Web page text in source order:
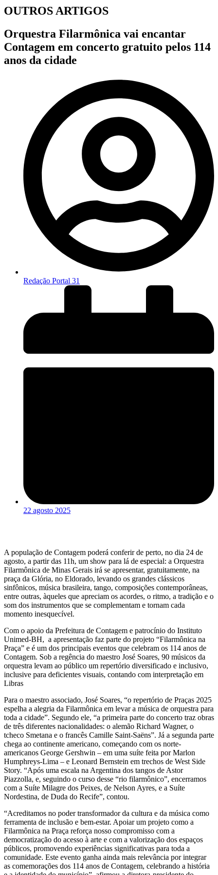
OUTROS ARTIGOS
Orquestra Filarmônica vai encantar
Contagem em concerto gratuito pelos 114
anos da cidade
Redação Portal 31
22 agosto 2025
A população de Contagem poderá conferir de perto, no dia 24 de
agosto, a partir das 11h, um show para lá de especial: a Orquestra
Filarmônica de Minas Gerais irá se apresentar, gratuitamente, na
praça da Glória, no Eldorado, levando os grandes clássicos
sinfônicos, música brasileira, tango, composições contemporâneas,
entre outras, àqueles que apreciam os acordes, o ritmo, a tradição e o
som dos instrumentos que se complementam e tornam cada
momento inesquecível.
Com o apoio da Prefeitura de Contagem e patrocínio do Instituto
Unimed-BH, a apresentação faz parte do projeto “Filarmônica na
Praça” e é um dos principais eventos que celebram os 114 anos de
Contagem. Sob a regência do maestro José Soares, 90 músicos da
orquestra levam ao público um repertório diversificado e inclusivo,
inclusive para deficientes visuais, contando com interpretação em
Libras
Para o maestro associado, José Soares, “o repertório de Praças 2025
espelha a alegria da Filarmônica em levar a música de orquestra para
toda a cidade”. Segundo ele, “a primeira parte do concerto traz obras
de três diferentes nacionalidades: o alemão Richard Wagner, o
tcheco Smetana e o francês Camille Saint-Saëns”. Já a segunda parte
chega ao continente americano, começando com os norte-
americanos George Gershwin – em uma suíte feita por Marlon
Humphreys-Lima – e Leonard Bernstein em trechos de West Side
Story. “Após uma escala na Argentina dos tangos de Astor
Piazzolla, e, seguindo o curso desse “rio filarmônico”, encerramos
com a Suíte Milagre dos Peixes, de Nelson Ayres, e a Suíte
Nordestina, de Duda do Recife”, contou.
“Acreditamos no poder transformador da cultura e da música como
ferramenta de inclusão e bem-estar. Apoiar um projeto como a
Filarmônica na Praça reforça nosso compromisso com a
democratização do acesso à arte e com a valorização dos espaços
públicos, promovendo experiências significativas para toda a
comunidade. Este evento ganha ainda mais relevância por integrar
as comemorações dos 114 anos de Contagem, celebrando a história